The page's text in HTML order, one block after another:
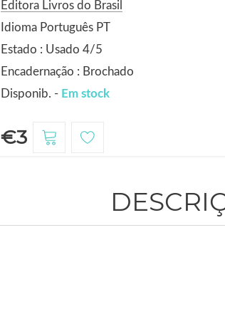
Editora Livros do Brasil
Idioma Português PT
Estado : Usado 4/5
Encadernação : Brochado
Disponib. - Em stock
€3